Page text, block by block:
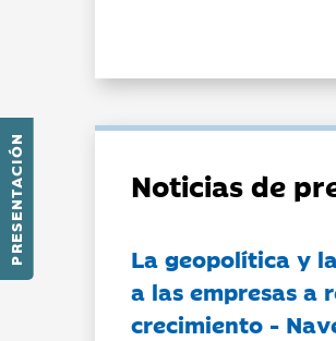
PRESENTACIÓN Noticias de
La geopolítica y
a las empresas a
crecimiento -